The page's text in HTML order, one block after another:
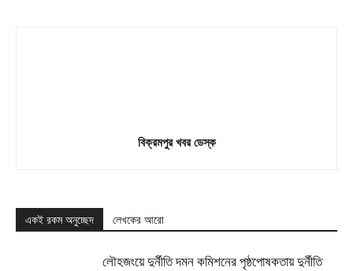
বিক্রমপুর খবর ডেস্ক
একই রকম অনুচ্ছেদ লেখকের আরো
লৌহজংয়ে দুর্নীতি দমন কমিশনের পৃষ্ঠপোষকতায় দুর্নীতি